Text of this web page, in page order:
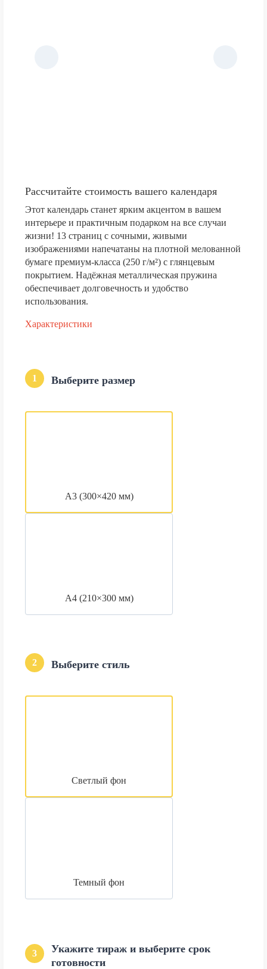
Рассчитайте стоимость вашего календаря
Этот календарь станет ярким акцентом в вашем
интерьере и практичным подарком на все случаи
жизни! 13 страниц с сочными, живыми
изображениями напечатаны на плотной мелованной
бумаге премиум-класса (250 г/м²) с глянцевым
покрытием. Надёжная металлическая пружина
обеспечивает долговечность и удобство
использования.
Характеристики
1 Выберите размер
А3 (300×420 мм)
А4 (210×300 мм)
2 Выберите стиль
Светлый фон
Темный фон
3
Укажите тираж и выберите срок
готовности